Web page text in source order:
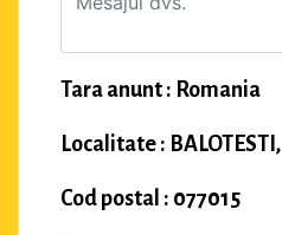
Tara anunt : Romania
Localitate :
Cod postal : 077015